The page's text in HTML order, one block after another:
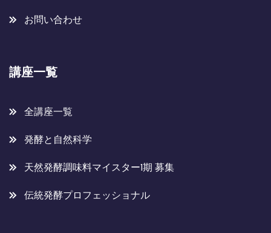
お問い合わせ
講座一覧
全講座一覧
発酵と自然科学
天然発酵調味料マイスター1期 募集
伝統発酵プロフェッショナル